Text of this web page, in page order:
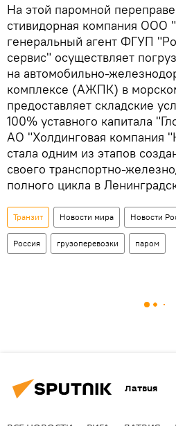
На этой паромной
стивидорная компания ООО
генеральный агент ФГУП
сервис" осуществляет
на автомобильно-
комплексе (АЖПК) в
предоставляет складские
100% уставного капитала
АО "Холдинговая компания
стала одним из этапов
своего транспортно-
полного цикла в
Транзит Новости мира Новости
Россия грузоперевозки паром
Латвия